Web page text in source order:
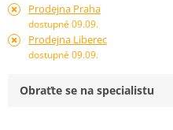
Prodejna Praha
dostupné 09.09.
Prodejna Liberec
dostupné 09.09.
Obraťte se na specialistu